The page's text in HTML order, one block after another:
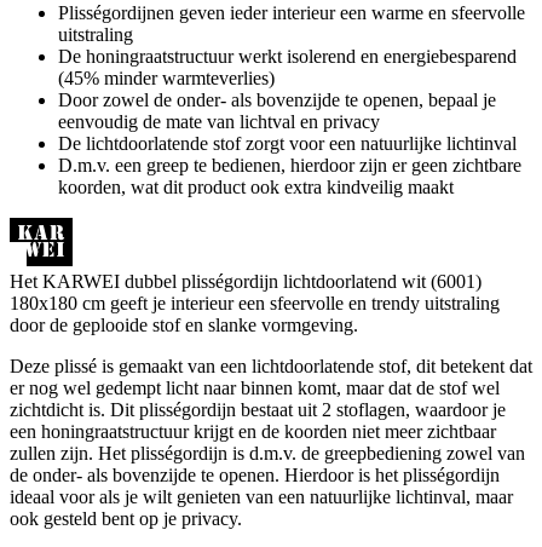
Plisségordijnen geven ieder interieur een warme en sfeervolle
uitstraling
De honingraatstructuur werkt isolerend en energiebesparend
(45% minder warmteverlies)
Door zowel de onder- als bovenzijde te openen, bepaal je
eenvoudig de mate van lichtval en privacy
De lichtdoorlatende stof zorgt voor een natuurlijke lichtinval
D.m.v. een greep te bedienen, hierdoor zijn er geen zichtbare
koorden, wat dit product ook extra kindveilig maakt
Het KARWEI dubbel plisségordijn lichtdoorlatend wit (6001)
180x180 cm geeft je interieur een sfeervolle en trendy uitstraling
door de geplooide stof en slanke vormgeving.
Deze plissé is gemaakt van een lichtdoorlatende stof, dit betekent dat
er nog wel gedempt licht naar binnen komt, maar dat de stof wel
zichtdicht is. Dit plisségordijn bestaat uit 2 stoflagen, waardoor je
een honingraatstructuur krijgt en de koorden niet meer zichtbaar
zullen zijn. Het plisségordijn is d.m.v. de greepbediening zowel van
de onder- als bovenzijde te openen. Hierdoor is het plisségordijn
ideaal voor als je wilt genieten van een natuurlijke lichtinval, maar
ook gesteld bent op je privacy.